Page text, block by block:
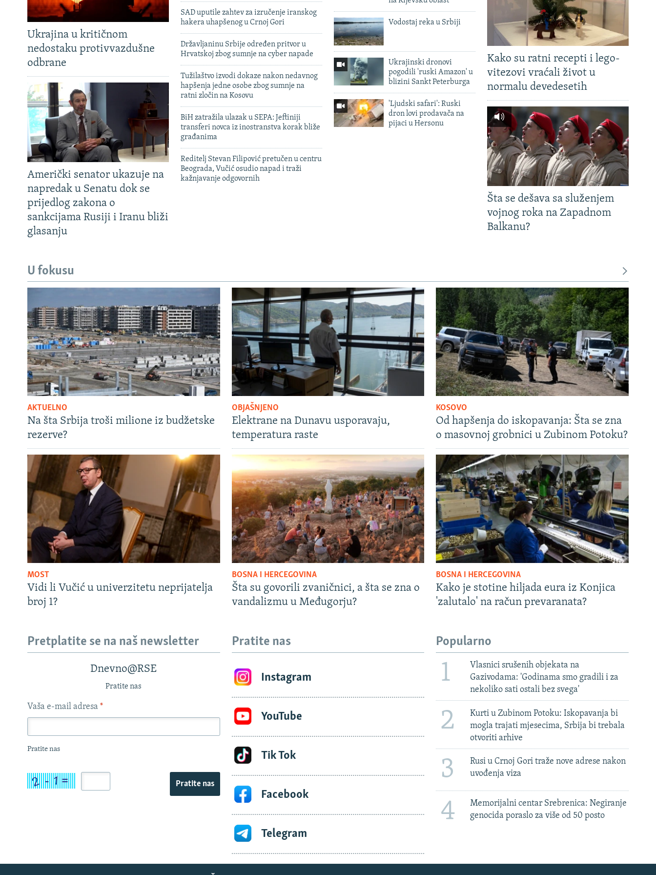
Ukrajina u kritičnom
nedostaku protivvazdušne
odbrane
Američki senator ukazuje na
napredak u Senatu dok se
prijedlog zakona o
sankcijama Rusiji i Iranu bliži
glasanju
SAD uputile zahtev za izručenje iranskog
hakera uhapšenog u Crnoj Gori
Državljaninu Srbije određen pritvor u
Hrvatskoj zbog sumnje na cyber napade
Tužilaštvo izvodi dokaze nakon nedavnog
hapšenja jedne osobe zbog sumnje na
ratni zločin na Kosovu
BiH zatražila ulazak u SEPA: Jeftiniji
transferi novca iz inostranstva korak bliže
građanima
Reditelj Stevan Filipović pretučen u centru
Beograda, Vučić osudio napad i traži
kažnjavanje odgovornih
Vodostaj reka u Srbiji
Ukrajinski dronovi
pogodili 'ruski Amazon' u
blizini Sankt Peterburga
'Ljudski safari': Ruski
dron lovi prodavača na
pijaci u Hersonu
Kako su ratni recepti i lego-
vitezovi vraćali život u
normalu devedesetih
Šta se dešava sa služenjem
vojnog roka na Zapadnom
Balkanu?
U fokusu
AKTUELNO
Na šta Srbija troši milione iz budžetske
rezerve?
OBJAŠNJENO
Elektrane na Dunavu usporavaju,
temperatura raste
KOSOVO
Od hapšenja do iskopavanja: Šta se zna
o masovnoj grobnici u Zubinom Potoku?
MOST
Vidi li Vučić u univerzitetu neprijatelja
broj 1?
BOSNA I HERCEGOVINA
Šta su govorili zvaničnici, a šta se zna o
vandalizmu u Međugorju?
BOSNA I HERCEGOVINA
Kako je stotine hiljada eura iz Konjica
'zalutalo' na račun prevaranata?
Pretplatite se na naš newsletter
Dnevno@RSE
Pratite nas
Vaša e-mail adresa *
Pratite nas
Pratite nas
Pratite nas
Instagram
YouTube
Tik Tok
Facebook
Telegram
Popularno
1
Vlasnici srušenih objekata na
Gazivodama: 'Godinama smo gradili i za
nekoliko sati ostali bez svega'
2
Kurti u Zubinom Potoku: Iskopavanja bi
mogla trajati mjesecima, Srbija bi trebala
otvoriti arhive
3
Rusi u Crnoj Gori traže nove adrese nakon
uvođenja viza
4
Memorijalni centar Srebrenica: Negiranje
genocida poraslo za više od 50 posto